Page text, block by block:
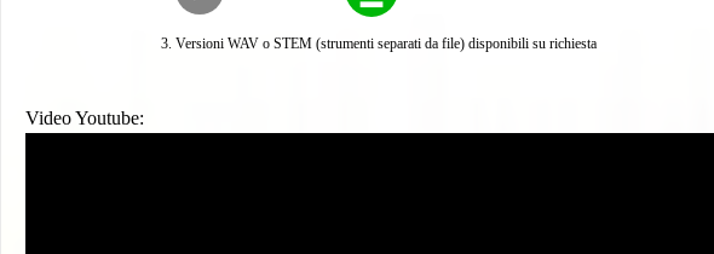
Versioni WAV o STEM (strumenti separati da file) disponibili su richiesta
Video Youtube: